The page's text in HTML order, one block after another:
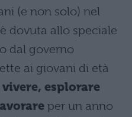
(e non solo) nel
dovuta allo speciale
dal governo
ai giovani di età
vivere, esplorare
per un anno